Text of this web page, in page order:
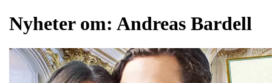
Nyheter om: Andreas Bardell